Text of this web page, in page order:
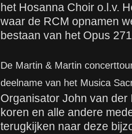
het Hosanna Choir o.l.v.
waar de RCM opnamen
bestaan van het Opus
De Martin & Martin
deelname van het Musica
Organisator John van der
koren en alle andere
terugkijken naar deze